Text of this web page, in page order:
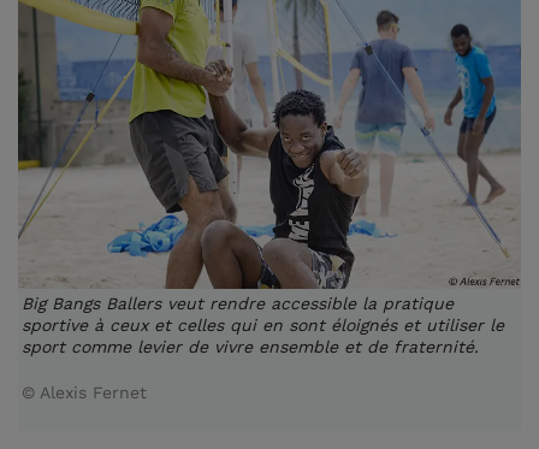
Big Bangs Ballers veut rendre accessible la pratique
sportive à ceux et celles qui en sont éloignés et utiliser le
sport comme levier de vivre ensemble et de fraternité.
© Alexis Fernet